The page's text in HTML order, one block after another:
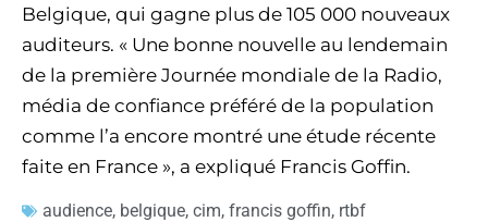
Belgique, qui gagne plus de 105 000 nouveaux
auditeurs. « Une bonne nouvelle au lendemain
de la première Journée mondiale de la Radio,
média de confiance préféré de la population
comme l’a encore montré une étude récente
faite en France », a expliqué Francis Goffin.
audience, belgique, cim, francis goffin, rtbf